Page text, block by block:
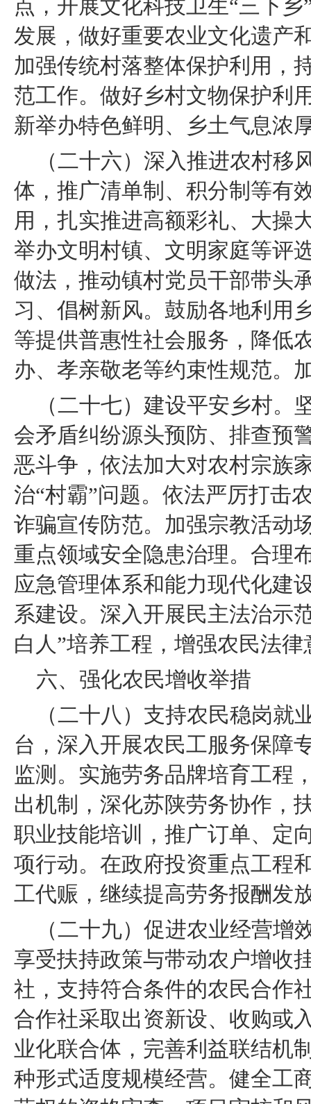
点，开展文化科技卫生“三下
发展，做好重要农业文化遗产
加强传统村落整体保护利用，
范工作。做好乡村文物保护利
新举办特色鲜明、乡土气息浓
（二十六）深入推进农村
体，推广清单制、积分制等有
用，扎实推进高额彩礼、大操
举办文明村镇、文明家庭等评
做法，推动镇村党员干部带头
习、倡树新风。鼓励各地利用
等提供普惠性社会服务，降低
办、孝亲敬老等约束性规范。
（二十七）建设平安乡村。
会矛盾纠纷源头预防、排查预
恶斗争，依法加大对农村宗族
治“村霸”问题。依法严厉打击
诈骗宣传防范。加强宗教活动
重点领域安全隐患治理。合理
应急管理体系和能力现代化建
系建设。深入开展民主法治示
白人”培养工程，增强农民法律
六、强化农民增收举措
（二十八）支持农民稳岗
台，深入开展农民工服务保障
监测。实施劳务品牌培育工程
出机制，深化苏陕劳务协作，
职业技能培训，推广订单、定
项行动。在政府投资重点工程
工代赈，继续提高劳务报酬发
（二十九）促进农业经营
享受扶持政策与带动农户增收
社，支持符合条件的农民合作
合作社采取出资新设、收购或
业化联合体，完善利益联结机
种形式适度规模经营。健全工